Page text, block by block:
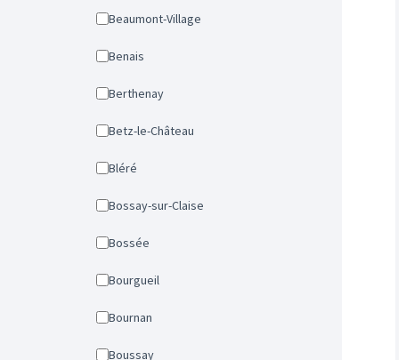
Beaumont-Village
Benais
Berthenay
Betz-le-Château
Bléré
Bossay-sur-Claise
Bossée
Bourgueil
Bournan
Boussay